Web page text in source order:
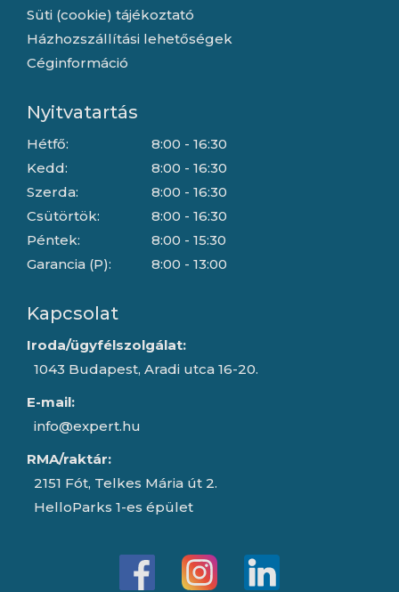
Süti (cookie) tájékoztató
Házhozszállítási lehetőségek
Céginformáció
Nyitvatartás
Hétfő:
Kedd:
Szerda:
Csütörtök:
Péntek:
Garancia (P):
8:00 - 16:30
8:00 - 16:30
8:00 - 16:30
8:00 - 16:30
8:00 - 15:30
8:00 - 13:00
Kapcsolat
Iroda/ügyfélszolgálat:
1043 Budapest, Aradi utca 16-20.
E-mail:
info@expert.hu
RMA/raktár:
2151 Fót, Telkes Mária út 2.
HelloParks 1-es épület